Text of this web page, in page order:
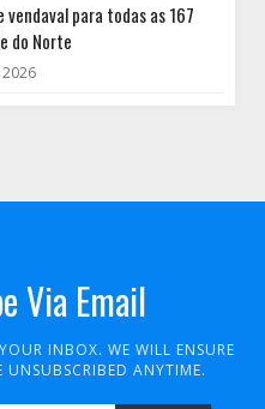
para todas as 167
do Norte
Via Email
INBOX. WE WILL ENSURE
ANYTIME.